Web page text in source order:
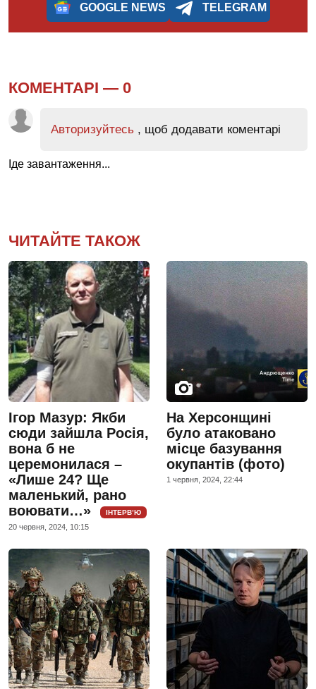
GOOGLE NEWS TELEGRAM
КОМЕНТАРІ — 0
Авторизуйтесь , щоб додавати коментарі
Іде завантаження...
ЧИТАЙТЕ ТАКОЖ
Ігор Мазур: Якби
сюди зайшла Росія,
вона б не
церемонилася –
«Лише 24? Ще
маленький, рано
воювати…»
ІНТЕРВ’Ю
20 червня, 2024, 10:15
На Херсонщині
було атаковано
місце базування
окупантів (фото)
1 червня, 2024, 22:44